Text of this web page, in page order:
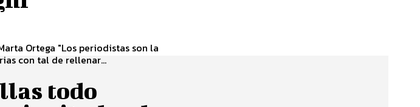
Ortega "Los periodistas son la
con tal de rellenar...
todo